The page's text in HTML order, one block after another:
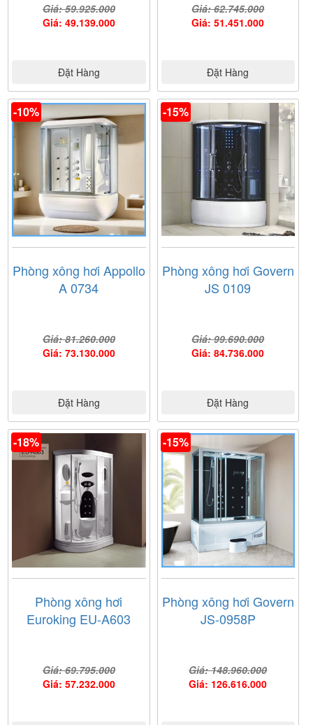
Giá: 59.925.000
Giá: 49.139.000
Đặt Hàng
Giá: 62.745.000
Giá: 51.451.000
Đặt Hàng
-10%
Phòng xông hơi Appollo
A 0734
Giá: 81.260.000
Giá: 73.130.000
Đặt Hàng
-15%
Phòng xông hơi Govern
JS 0109
Giá: 99.690.000
Giá: 84.736.000
Đặt Hàng
-18%
Phòng xông hơi
Euroking EU-A603
Giá: 69.795.000
Giá: 57.232.000
-15%
Phòng xông hơi Govern
JS-0958P
Giá: 148.960.000
Giá: 126.616.000